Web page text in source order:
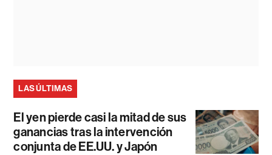
LAS ÚLTIMAS
El yen pierde casi la mitad de sus
ganancias tras la intervención
conjunta de EE.UU. y Japón